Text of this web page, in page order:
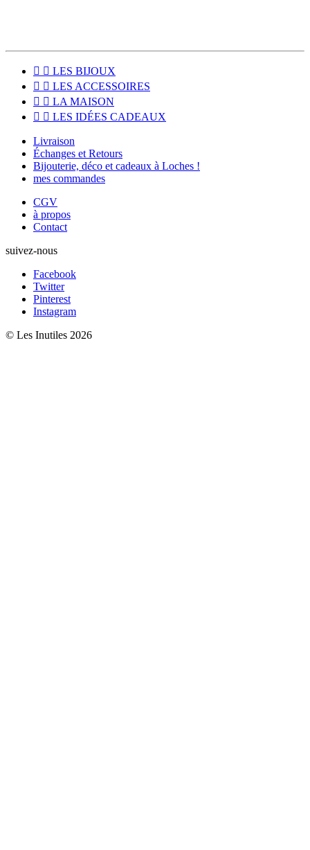
  LES BIJOUX
  LES ACCESSOIRES
  LA MAISON
  LES IDÉES CADEAUX
Livraison
Échanges et Retours
Bijouterie, déco et cadeaux à Loches !
mes commandes
CGV
à propos
Contact
suivez-nous
Facebook
Twitter
Pinterest
Instagram
© Les Inutiles 2026